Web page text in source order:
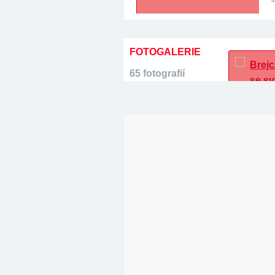
FOTOGALERIE
65 fotografií